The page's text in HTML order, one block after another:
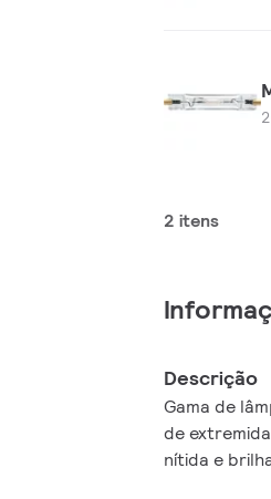
2 itens
Descrição
Gama de
de
nítida e